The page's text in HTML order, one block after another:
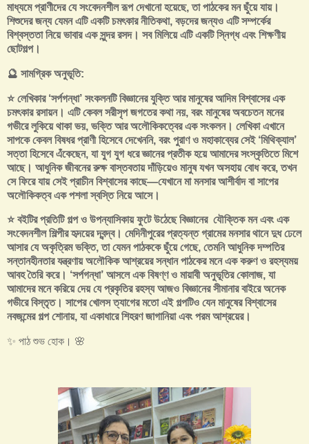
মাধ্যমে প্রাণীদের যে সংবেদনশীল রূপ দেখানো হয়েছে, তা পাঠকের মন ছুঁয়ে যায়।
শিশুদের জন্য যেমন এটি একটি চমৎকার নীতিকথা, বড়দের জন্যও এটি সম্পর্কের
বিশ্বস্ততা নিয়ে ভাবার এক সুন্দর রসদ। সব মিলিয়ে এটি একটি স্নিগ্ধ এবং শিক্ষণীয়
ছোটগল্প।
🔮 সামগ্রিক অনুভূতি:
⭐ লেখিকার ‘সর্পগন্ধা’ সংকলনটি বিজ্ঞানের যুক্তি আর মানুষের আদিম বিশ্বাসের এক
চমৎকার রসায়ন। এটি কেবল সরীসৃপ জগতের কথা নয়, বরং মানুষের অবচেতন মনের
গভীরে লুকিয়ে থাকা ভয়, ভক্তি আর অলৌকিকত্বের এক সংকলন। লেখিকা এখানে
সাপকে কেবল বিষধর প্রাণী হিসেবে দেখেননি, বরং পুরাণ ও মহাকাব্যের সেই ‘মিথিক্যাল’
সত্তা হিসেবে এঁকেছেন, যা যুগ যুগ ধরে জ্ঞানের প্রতীক হয়ে আমাদের সংস্কৃতিতে মিশে
আছে। আধুনিক জীবনের রুক্ষ বাস্তবতায় দাঁড়িয়েও মানুষ যখন অসহায় বোধ করে, তখন
সে ফিরে যায় সেই প্রাচীন বিশ্বাসের কাছে—যেখানে মা মনসার আশীর্বাদ বা সাপের
অলৌকিকত্ব এক পশলা স্বস্তি নিয়ে আসে।
⭐ বইটির প্রতিটি গল্প ও উপন্যাসিকায় ফুটে উঠেছে বিজ্ঞানের যৌক্তিক মন এবং এক
সংবেদনশীল শিল্পীর হৃদয়ের দ্বন্দ্ব। মেদিনীপুরের প্রত্যন্ত গ্রামের মনসার থানে দুধ ঢেলে
আসার যে অকৃত্রিম ভক্তি, তা যেমন পাঠককে ছুঁয়ে গেছে, তেমনি আধুনিক দম্পতির
সন্তানহীনতার যন্ত্রণায় অলৌকিক আশ্রয়ের সন্ধান পাঠকের মনে এক করুণ ও রহস্যময়
আবহ তৈরি করে। ‘সর্পগন্ধা’ আসলে এক বিষণ্ণ ও মায়াবী অনুভূতির কোলাজ, যা
আমাদের মনে করিয়ে দেয় যে প্রকৃতির রহস্য আজও বিজ্ঞানের সীমানার বাইরে অনেক
গভীরে বিস্তৃত। সাপের খোলস ত্যাগের মতো এই গল্পটিও যেন মানুষের বিশ্বাসের
নবজন্মের গল্প শোনায়, যা একাধারে শিহরণ জাগানিয়া এবং পরম আশ্রয়ের।
✨ পাঠ শুভ হোক। 🌸